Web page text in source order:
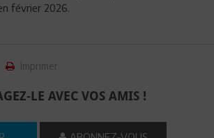
février 2026.
Imprimer
LE AVEC VOS AMIS !